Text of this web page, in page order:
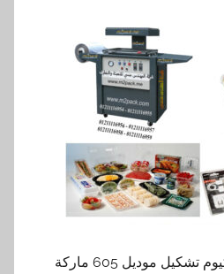
مواصفات ماكينة فاكيوم تشكيل موديل 605 ماركة